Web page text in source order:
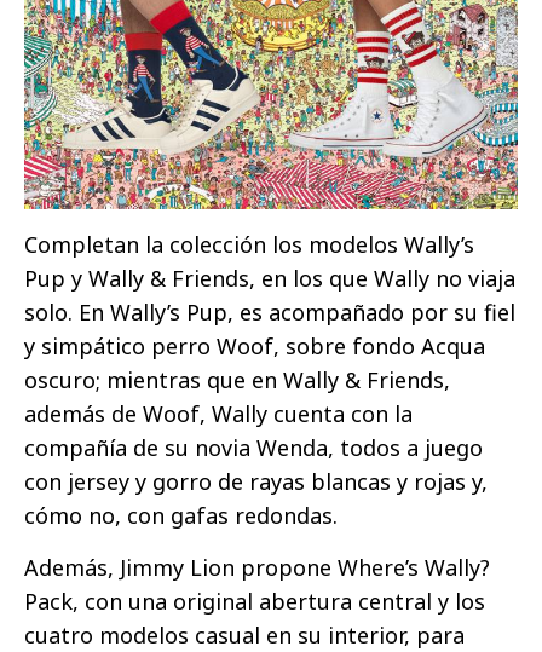
Completan la colección los modelos Wally’s
Pup y Wally & Friends, en los que Wally no viaja
solo. En Wally’s Pup, es acompañado por su fiel
y simpático perro Woof, sobre fondo Acqua
oscuro; mientras que en Wally & Friends,
además de Woof, Wally cuenta con la
compañía de su novia Wenda, todos a juego
con jersey y gorro de rayas blancas y rojas y,
cómo no, con gafas redondas.
Además, Jimmy Lion propone Where’s Wally?
Pack, con una original abertura central y los
cuatro modelos casual en su interior, para